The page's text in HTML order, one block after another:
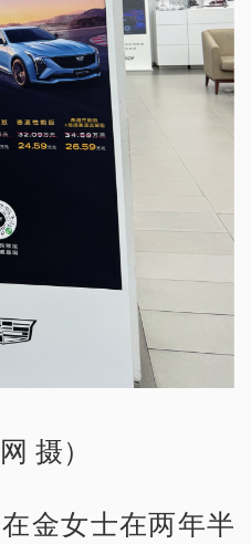
摄）
金女士在两年半